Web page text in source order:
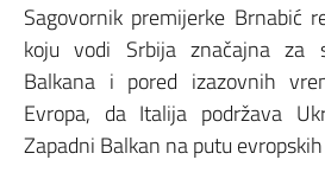
Sagovornik premijerke Brnabić
koju vodi Srbija značajna za
Balkana i pored izazovnih
Evropa, da Italija podržava
Zapadni Balkan na putu